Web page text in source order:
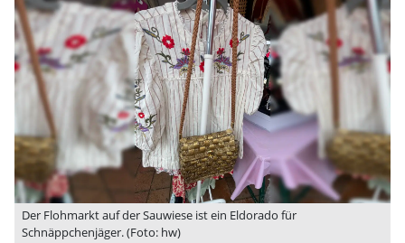
Der Flohmarkt auf der Sauwiese ist ein Eldorado für
Schnäppchenjäger. (Foto: hw)